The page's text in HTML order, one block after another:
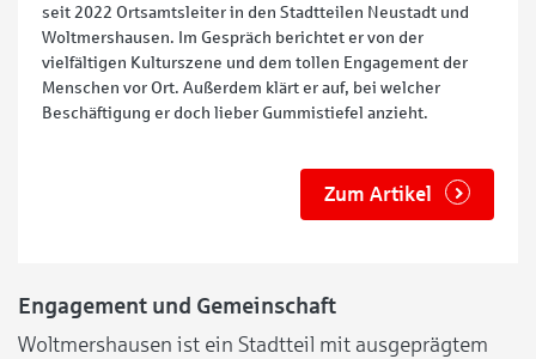
seit 2022 Ortsamtsleiter in den Stadtteilen Neustadt und
Woltmershausen. Im Gespräch berichtet er von der
vielfältigen Kulturszene und dem tollen Engagement der
Menschen vor Ort. Außerdem klärt er auf, bei welcher
Beschäftigung er doch lieber Gummistiefel anzieht.
Zum Artikel
Engagement und Gemeinschaft
Woltmershausen ist ein Stadtteil mit ausgeprägtem